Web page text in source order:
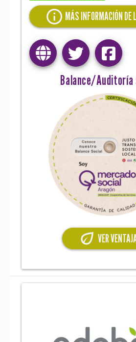
info MÁS INFORMACIÓN DE
Balance/Auditoría
eco VER